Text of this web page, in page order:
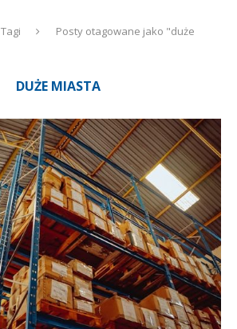
Tagi
Posty otagowane jako "duże
DUŻE MIASTA